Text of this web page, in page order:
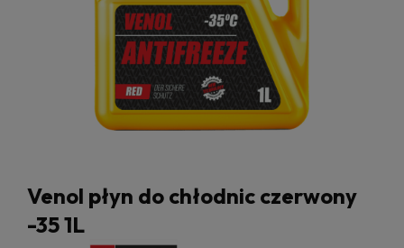
Venol płyn do chłodnic czerwony
-35 1L